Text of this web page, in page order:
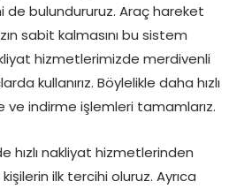
bulundururuz. Araç hareket
sabit kalmasını bu sistem
hizmetlerimizde merdivenli
kullanırız. Böylelikle daha hızlı
ve indirme işlemleri tamamlarız.
hızlı nakliyat hizmetlerinden
ilk tercihi oluruz. Ayrıca